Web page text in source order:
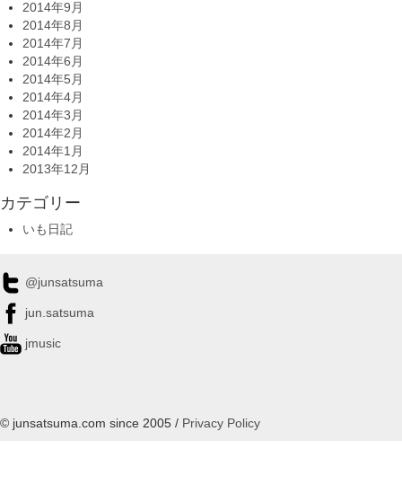
2014年9月
2014年8月
2014年7月
2014年6月
2014年5月
2014年4月
2014年3月
2014年2月
2014年1月
2013年12月
カテゴリー
いも日記
@junsatsuma
jun.satsuma
jmusic
© junsatsuma.com since 2005 / Privacy Policy